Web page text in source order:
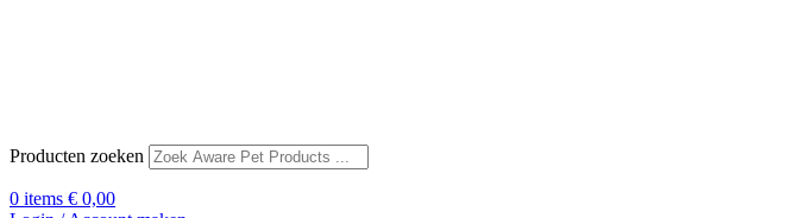
Producten zoeken
0 items € 0,00